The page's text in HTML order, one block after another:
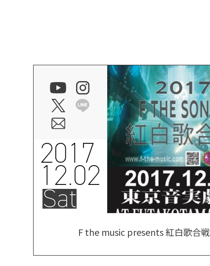
2017
12.02
Sat
F the music presents 紅白歌合戦